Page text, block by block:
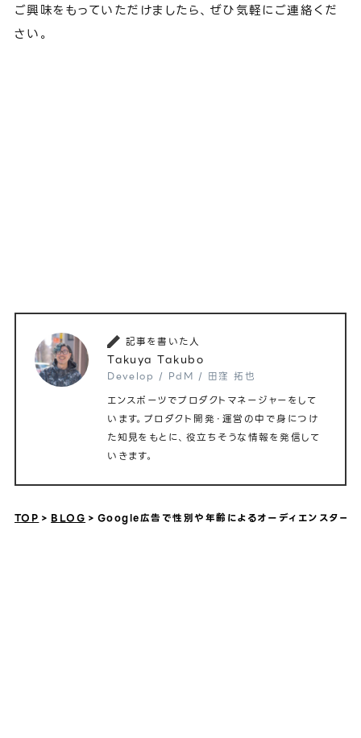
ご興味をもっていただけましたら、ぜひ気軽にご連絡くだ
さい。
さっそく選考に進みたい。
記事を書いた人
Takuya Takubo
Develop / PdM / 田窪 拓也
エンスポーツでプロダクトマネージャーをして
います。プロダクト開発・運営の中で身につけ
た知見をもとに、役立ちそうな情報を発信して
いきます。
TOP BLOG Google広告で性別や年齢によるオーディエンスター